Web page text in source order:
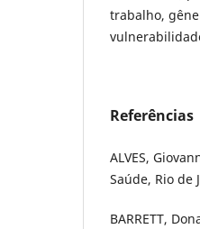
trabalho,
Referências
ALVES,
Saúde, Rio de
BARRETT,